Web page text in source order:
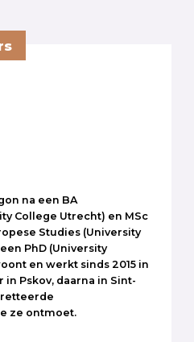
na een BA
College Utrecht) en MSc
Studies (University
PhD (University
en werkt sinds 2015 in
in Pskov, daarna in Sint-
ze ontmoet.